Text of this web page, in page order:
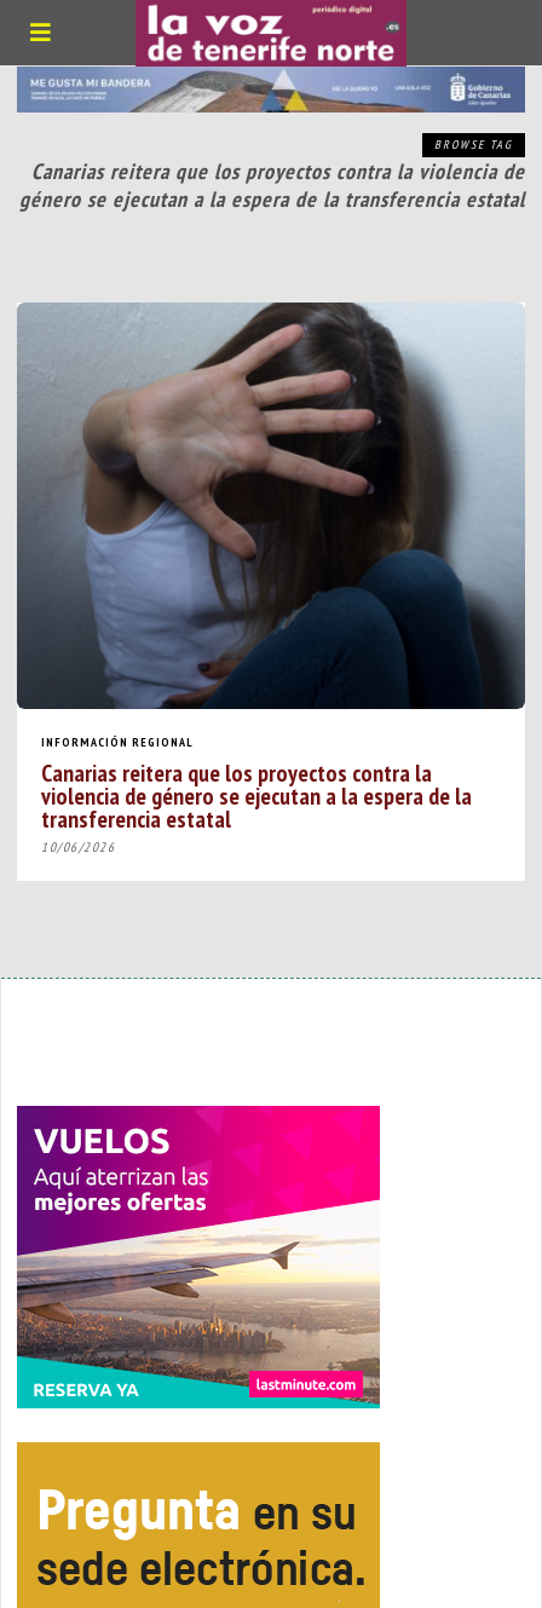
BROWSE TAG
Canarias reitera que los proyectos contra la violencia de
género se ejecutan a la espera de la transferencia estatal
INFORMACIÓN REGIONAL
Canarias reitera que los proyectos contra la
violencia de género se ejecutan a la espera de la
transferencia estatal
10/06/2026